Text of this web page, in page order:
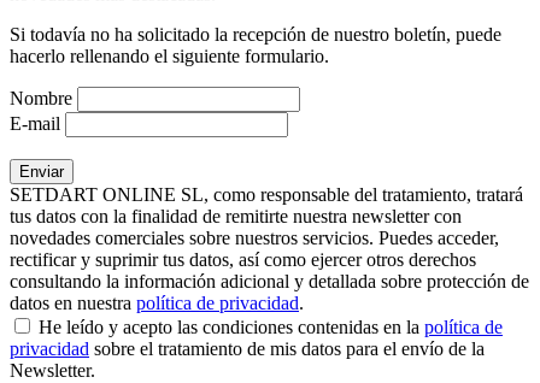
Si todavía no ha solicitado la recepción de nuestro boletín, puede
hacerlo rellenando el siguiente formulario.
Nombre
E-mail
SETDART ONLINE SL, como responsable del tratamiento, tratará
tus datos con la finalidad de remitirte nuestra newsletter con
novedades comerciales sobre nuestros servicios. Puedes acceder,
rectificar y suprimir tus datos, así como ejercer otros derechos
consultando la información adicional y detallada sobre protección de
datos en nuestra política de privacidad.
He leído y acepto las condiciones contenidas en la política de
privacidad sobre el tratamiento de mis datos para el envío de la
Newsletter.